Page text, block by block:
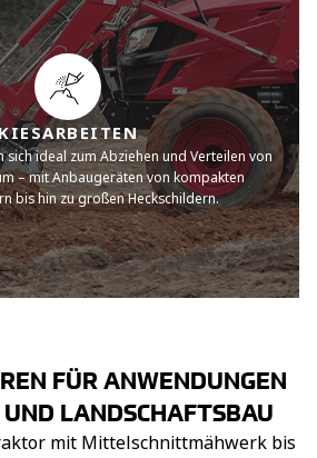
sich ideal zum Abziehen und Verteilen von
– mit Anbaugeräten von kompakten
bis hin zu großen Heckschildern.
FÜR ANWENDUNGEN
LANDSCHAFTSBAU
mit Mittelschnittmähwerk bis